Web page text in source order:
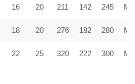
16 20 211 142 245
18 20 276 182 280
22 25 320 222 300